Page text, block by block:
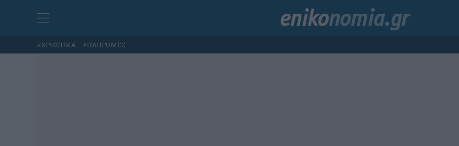
#ΧΡΗΣΤΙΚΑ #ΠΛΗΡΩΜΕΣ